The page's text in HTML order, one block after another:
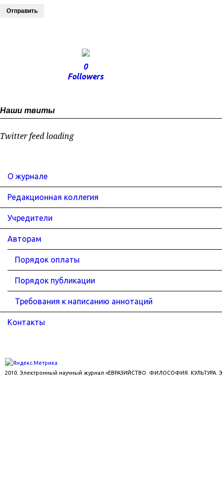
Отправить
0
Followers
Наши твиты
Twitter feed loading
О журнале
Редакционная коллегия
Учредители
Авторам
Порядок оплаты
Порядок публикации
Требования к написанию аннотаций
Контакты
2010. Электронный научный журнал «ЕВРАЗИЙСТВО: ФИЛОСОФИЯ. КУЛЬТУРА.